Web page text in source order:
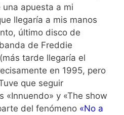
apuesta a mi
llegaría a mis manos
último disco de
de Freddie
tarde llegaría el
en 1995, pero
que seguir
«Innuendo» y «The show
del fenómeno «No a